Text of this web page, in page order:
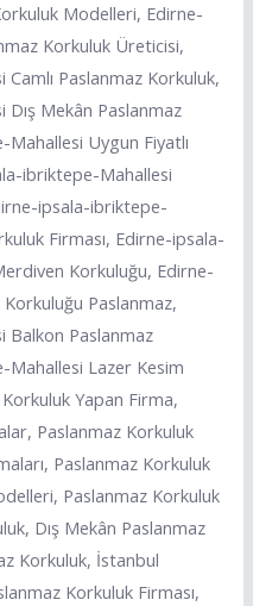
Modelleri, Edirne-
Korkuluk Üreticisi,
Paslanmaz Korkuluk,
Mekân Paslanmaz
Uygun Fiyatlı
ibriktepe-Mahallesi
ipsala-ibriktepe-
Firması, Edirne-ipsala-
Korkuluğu, Edirne-
Paslanmaz,
Balkon Paslanmaz
Lazer Kesim
Yapan Firma,
Paslanmaz Korkuluk
Paslanmaz Korkuluk
Paslanmaz Korkuluk
Dış Mekân Paslanmaz
Korkuluk, İstanbul
Korkuluk Firması,